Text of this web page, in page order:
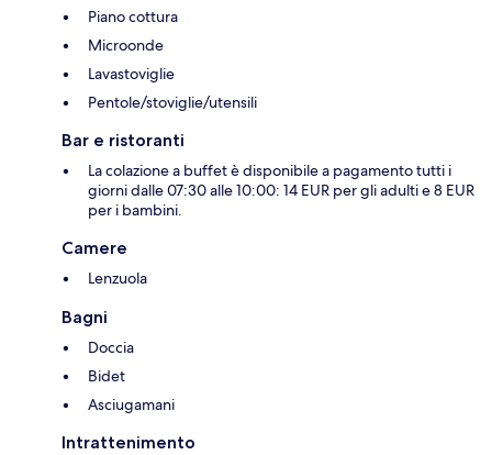
Piano cottura
Microonde
Lavastoviglie
Pentole/stoviglie/utensili
Bar e ristoranti
La colazione a buffet è disponibile a pagamento tutti i
giorni dalle 07:30 alle 10:00: 14 EUR per gli adulti e 8 EUR
per i bambini.
Camere
Lenzuola
Bagni
Doccia
Bidet
Asciugamani
Intrattenimento